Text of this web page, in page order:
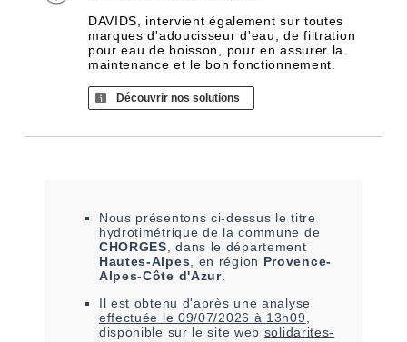
DAVIDS, intervient également sur toutes
marques d'adoucisseur d'eau, de filtration
pour eau de boisson, pour en assurer la
maintenance et le bon fonctionnement.
Découvrir nos solutions
Nous présentons ci-dessus le titre
hydrotimétrique de la commune de
CHORGES , dans le département
Hautes-Alpes , en région Provence-
Alpes-Côte d'Azur.
Il est obtenu d'après une analyse
effectuée le 09/07/2026 à 13h09
disponible sur le site web solidarites-